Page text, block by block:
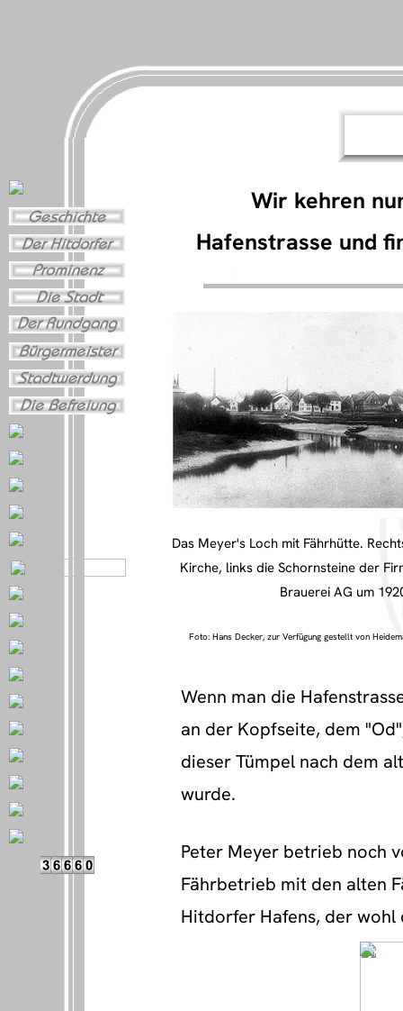
Wir kehren
Hafenstrasse und
Das Meyer's Loch mit Fährhütte.
Kirche, links die Schornsteine der
Brauerei AG um
Foto: Hans Decker, zur Verfügung gestellt von
Wenn man die
an der Kopfseite, dem
dieser Tümpel nach dem
wurde.
Peter Meyer betrieb noch
Fährbetrieb mit den alten
Hitdorfer Hafens, der wohl